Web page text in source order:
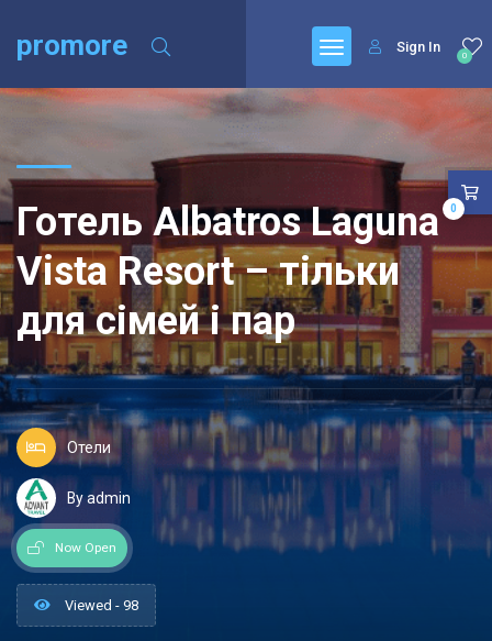
promore 0
Sign In
Готель Albatros Laguna
Vista Resort – тільки
для сімей і пар
Отели
By admin
Now Open
Viewed - 98
0